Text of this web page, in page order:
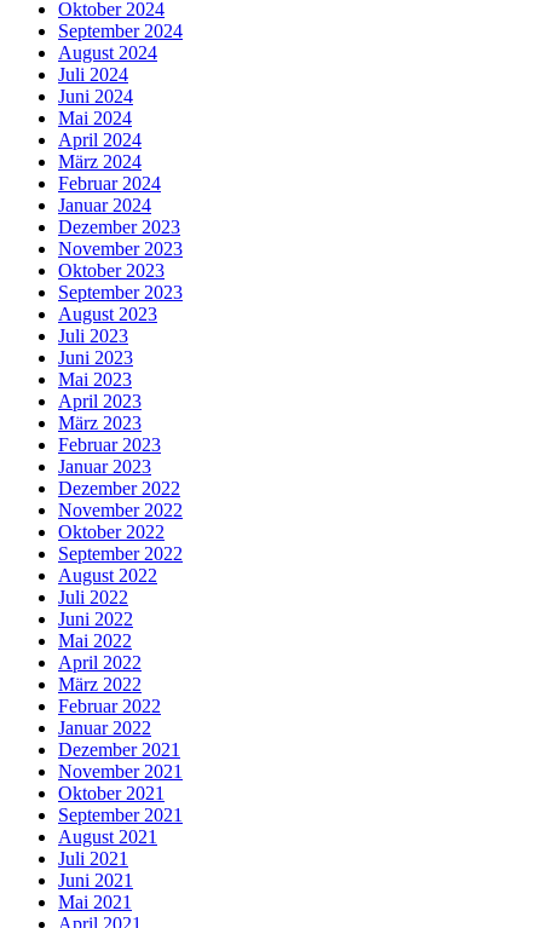
Oktober 2024
September 2024
August 2024
Juli 2024
Juni 2024
Mai 2024
April 2024
März 2024
Februar 2024
Januar 2024
Dezember 2023
November 2023
Oktober 2023
September 2023
August 2023
Juli 2023
Juni 2023
Mai 2023
April 2023
März 2023
Februar 2023
Januar 2023
Dezember 2022
November 2022
Oktober 2022
September 2022
August 2022
Juli 2022
Juni 2022
Mai 2022
April 2022
März 2022
Februar 2022
Januar 2022
Dezember 2021
November 2021
Oktober 2021
September 2021
August 2021
Juli 2021
Juni 2021
Mai 2021
April 2021